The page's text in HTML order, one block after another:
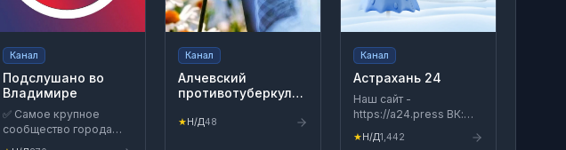
Канал
Подслушано во
Владимире
✅ Самое крупное
сообщество города
Владимир
Канал
Алчевский
противотуберкулёзный
★Н/Д48
Канал
Астрахань 24
Наш сайт -
https://a24.press ВК:
vk.com/atv24 Ок:
ok.ru/atv24 Rutube:
★Н/Д1,442